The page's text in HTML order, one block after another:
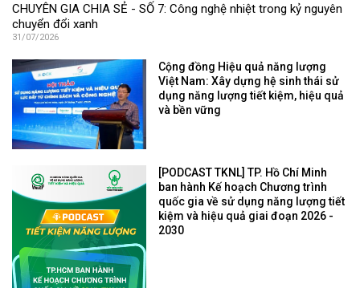
CHUYÊN GIA CHIA SẺ - SỐ 7: Công nghệ nhiệt trong kỷ nguyên
chuyển đổi xanh
31/07/2026
Cộng đồng Hiệu quả năng lượng
Việt Nam: Xây dựng hệ sinh thái sử
dụng năng lượng tiết kiệm, hiệu quả
và bền vững
[PODCAST TKNL] TP. Hồ Chí Minh
ban hành Kế hoạch Chương trình
quốc gia về sử dụng năng lượng tiết
kiệm và hiệu quả giai đoạn 2026 -
2030